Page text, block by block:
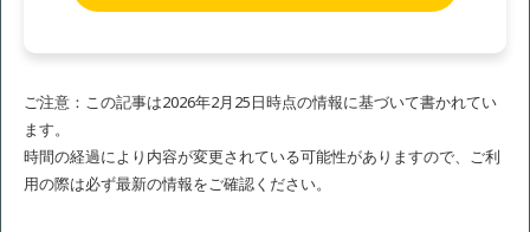
ご注意：この記事は2026年2月25日時点の情報に基づいて書かれてい
ます。
時間の経過により内容が変更されている可能性がありますので、ご利
用の際は必ず最新の情報をご確認ください。